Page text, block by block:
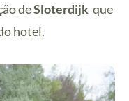
deSloterdijk que
hotel.